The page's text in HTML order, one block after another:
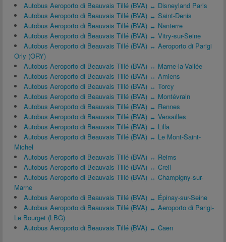
Autobus Aeroporto di Beauvais Tillé (BVA) ↔ Disneyland Paris
Autobus Aeroporto di Beauvais Tillé (BVA) ↔ Saint-Denis
Autobus Aeroporto di Beauvais Tillé (BVA) ↔ Nanterre
Autobus Aeroporto di Beauvais Tillé (BVA) ↔ Vitry-sur-Seine
Autobus Aeroporto di Beauvais Tillé (BVA) ↔ Aeroporto di Parigi
Orly (ORY)
Autobus Aeroporto di Beauvais Tillé (BVA) ↔ Marne-la-Vallée
Autobus Aeroporto di Beauvais Tillé (BVA) ↔ Amiens
Autobus Aeroporto di Beauvais Tillé (BVA) ↔ Torcy
Autobus Aeroporto di Beauvais Tillé (BVA) ↔ Montévrain
Autobus Aeroporto di Beauvais Tillé (BVA) ↔ Rennes
Autobus Aeroporto di Beauvais Tillé (BVA) ↔ Versailles
Autobus Aeroporto di Beauvais Tillé (BVA) ↔ Lilla
Autobus Aeroporto di Beauvais Tillé (BVA) ↔ Le Mont-Saint-
Michel
Autobus Aeroporto di Beauvais Tillé (BVA) ↔ Reims
Autobus Aeroporto di Beauvais Tillé (BVA) ↔ Creil
Autobus Aeroporto di Beauvais Tillé (BVA) ↔ Champigny-sur-
Marne
Autobus Aeroporto di Beauvais Tillé (BVA) ↔ Épinay-sur-Seine
Autobus Aeroporto di Beauvais Tillé (BVA) ↔ Aeroporto di Parigi-
Le Bourget (LBG)
Autobus Aeroporto di Beauvais Tillé (BVA) ↔ Caen